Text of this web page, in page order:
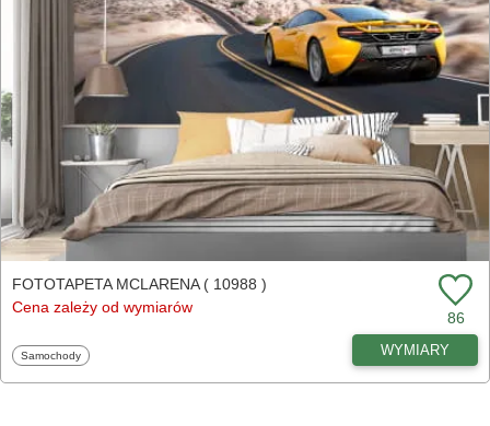
FOTOTAPETA MCLARENA ( 10988 )
Cena zależy od wymiarów
86
Fototapety
Samochody WYMIARY